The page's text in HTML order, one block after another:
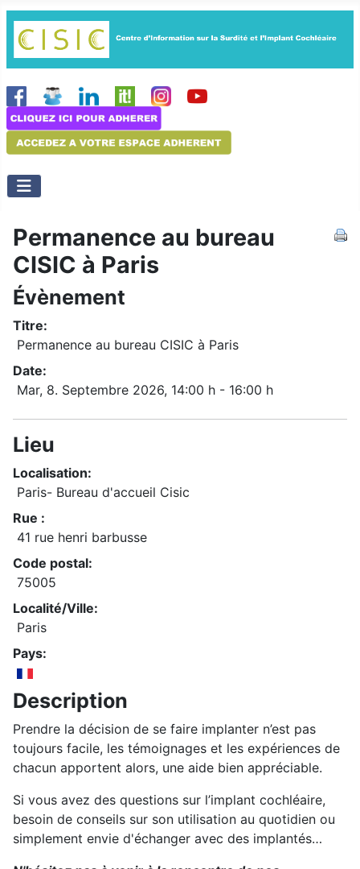
Permanence au bureau
CISIC à Paris
Évènement
Titre:
Permanence au bureau CISIC à Paris
Date:
Mar, 8. Septembre 2026, 14:00 h - 16:00 h
Lieu
Localisation:
Paris- Bureau d'accueil Cisic
Rue :
41 rue henri barbusse
Code postal:
75005
Localité/Ville:
Paris
Pays:
Description
Prendre la décision de se faire implanter n’est pas
toujours facile, les témoignages et les expériences de
chacun apportent alors, une aide bien appréciable.
Si vous avez des questions sur l’implant cochléaire,
besoin de conseils sur son utilisation au quotidien ou
simplement envie d'échanger avec des implantés…